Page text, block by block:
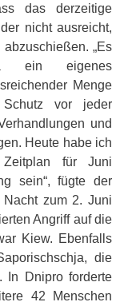
das derzeitige
nicht ausreicht,
„Es
ein eigenes
Menge
vor jeder
und
Heute habe ich
Zeitplan für Juni
sein“, fügte der
zum 2. Juni
Angriff auf die
Kiew. Ebenfalls
die
In Dnipro forderte
42 Menschen